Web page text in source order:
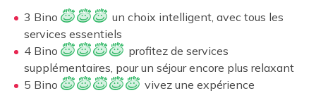
3 Bino
un choix intelligent, avec tous les
services essentiels
4 Bino
profitez de services
supplémentaires, pour un séjour encore plus relaxant
5 Bino
vivez une expérience